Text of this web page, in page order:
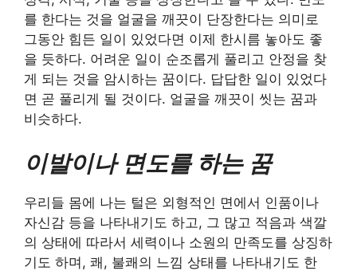
를 한다는 것을 얼굴을 깨끗이 단장한다는 의미로
그동안 힘든 일이 있었다면 이제 한시름 놓아도 좋
을 듯하다. 어려운 일이 순조롭게 풀리고 안정을 찾
게 되는 것을 암시하는 꿈이다. 답답한 일이 있었다
면 곧 풀리게 될 것이다. 얼굴을 깨끗이 씻는 꿈과
비슷하다.
이발이나 면도를 하는 꿈
우리들 몸에 나는 털은 외형적인 면에서 인품이나
자신감 등을 나타내기도 하고, 그 많고 적음과 색깔
의 상태에 따라서 세력이나 소원의 만족도를 상징하
기도 하며, 쾌, 불쾌의 느낌 상태를 나타내기도 한